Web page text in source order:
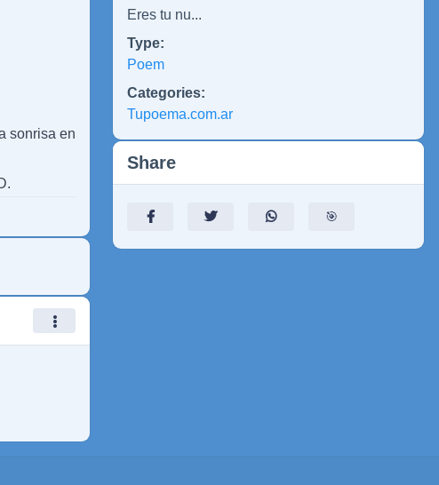
sonrisa en
Eres tu nu...
Type:
Poem
Categories:
Tupoema.com.ar
Share
🎯